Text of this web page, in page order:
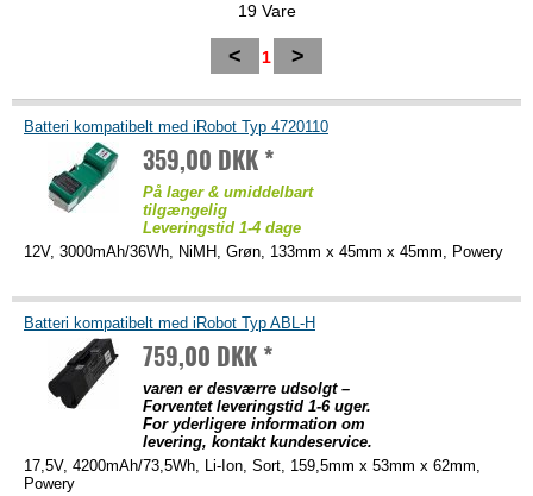
19 Vare
< 1 >
Batteri kompatibelt med iRobot Typ 4720110
359,00 DKK *
På lager & umiddelbart
tilgængelig
Leveringstid 1-4 dage
12V, 3000mAh/36Wh, NiMH, Grøn, 133mm x 45mm x 45mm, Powery
Batteri kompatibelt med iRobot Typ ABL-H
759,00 DKK *
varen er desværre udsolgt –
Forventet leveringstid 1-6 uger.
For yderligere information om
levering, kontakt kundeservice.
17,5V, 4200mAh/73,5Wh, Li-Ion, Sort, 159,5mm x 53mm x 62mm,
Powery